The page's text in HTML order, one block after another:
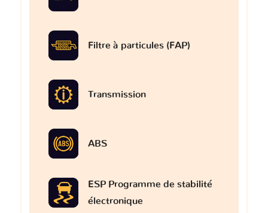
Filtre à particules (FAP)
Transmission
ABS
ESP Programme de stabilité
électronique